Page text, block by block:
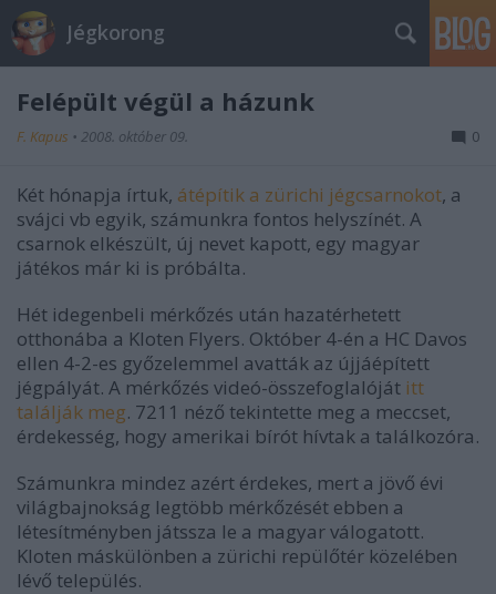
Jégkorong
Felépült végül a házunk
F. Kapus • 2008. október 09. 0
Két hónapja írtuk, átépítik a zürichi jégcsarnokot, a
svájci vb egyik, számunkra fontos helyszínét. A
csarnok elkészült, új nevet kapott, egy magyar
játékos már ki is próbálta.
Hét idegenbeli mérkőzés után hazatérhetett
otthonába a Kloten Flyers. Október 4-én a HC Davos
ellen 4-2-es győzelemmel avatták az újjáépített
jégpályát. A mérkőzés videó-összefoglalóját itt
találják meg. 7211 néző tekintette meg a meccset,
érdekesség, hogy amerikai bírót hívtak a találkozóra.
Számunkra mindez azért érdekes, mert a jövő évi
világbajnokság legtöbb mérkőzését ebben a
létesítményben játssza le a magyar válogatott.
Kloten máskülönben a zürichi repülőtér közelében
lévő település.